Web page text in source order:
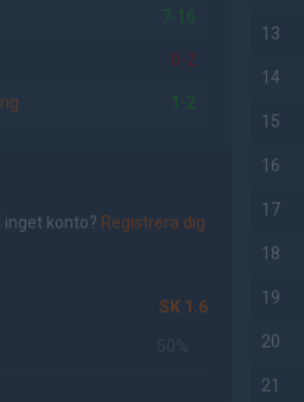
7-16
0-2
1-2
inget konto? Registrera dig
SK 1.6
50%
13
14
15
16
17
18
19
20
21